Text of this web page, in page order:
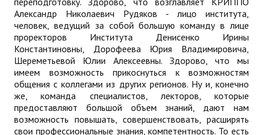
Александр Николаевич Рудяков - лицо института,
человек, ведущий за собой большую команду в лице
проректоров Института Денисенко Ирины
Константиновны, Дорофеева Юрия Владимировича,
Шереметьевой Юлии Алексеевны. Здорово, что мы
имеем возможность прикоснуться к возможностям
общения с коллегами из других регионов. Ну и, конечно
же, команда специалистов, лекторов, которые
предоставляют большой объем знаний, дают нам
возможность повышать, совершенствовать, расширять
свои профессиональные знания, компетентность. То есть